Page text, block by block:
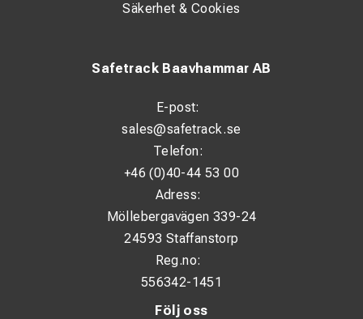
Följ oss
Safetrack Baavhammar AB
E-post:
sales@safetrack.se
Telefon:
+46 (0)40-44 53 00
Adress:
Möllebergavägen 339-24
24593 Staffanstorp
Reg.no:
556342-1451
Säkerhet & Cookies